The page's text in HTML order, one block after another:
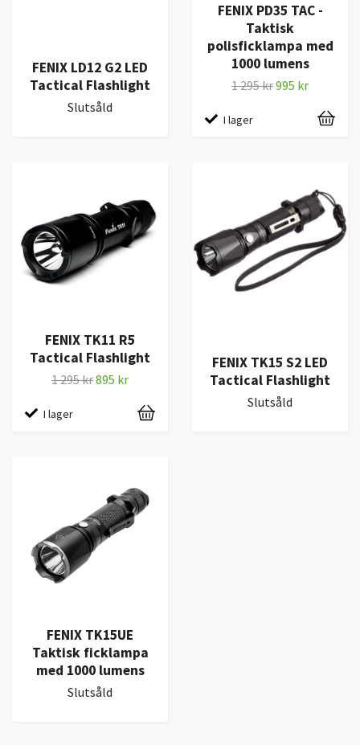
FENIX LD12 G2 LED
Tactical Flashlight
Slutsåld
FENIX PD35 TAC -
Taktisk
polisficklampa med
1000 lumens
1 295 kr995 kr
I lager
FENIX TK11 R5
Tactical Flashlight
1 295 kr895 kr
I lager
FENIX TK15 S2 LED
Tactical Flashlight
Slutsåld
FENIX TK15UE
Taktisk ficklampa
med 1000 lumens
Slutsåld